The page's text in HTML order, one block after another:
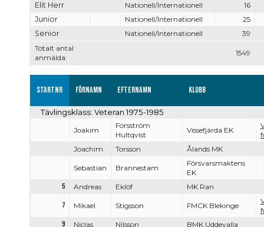
Totalt antal
anmälda:
1549
Elit Herr
Nationell/Internationell
16
Junior
Nationell/Internationell
25
Senior
Nationell/Internationell 39
Startnr Förnamn Efternamn Klubb
Tävlingsklass: Veteran 1975-1985
Joakim
Forsström
Hultqvist
Vissefjärda EK
Joachim
Torsson Ålands MK
Sebastian Brannestam
Försvarsmaktens
EK
5
Andreas Eklöf MK Ran
7 Mikael Stigsson FMCK Blekinge
9
Niclas Nilsson BMK Uddevalla